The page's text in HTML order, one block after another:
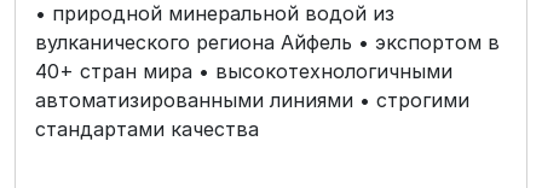
• природной минеральной водой из
вулканического региона Айфель • экспортом в
40+ стран мира • высокотехнологичными
автоматизированными линиями • строгими
стандартами качества